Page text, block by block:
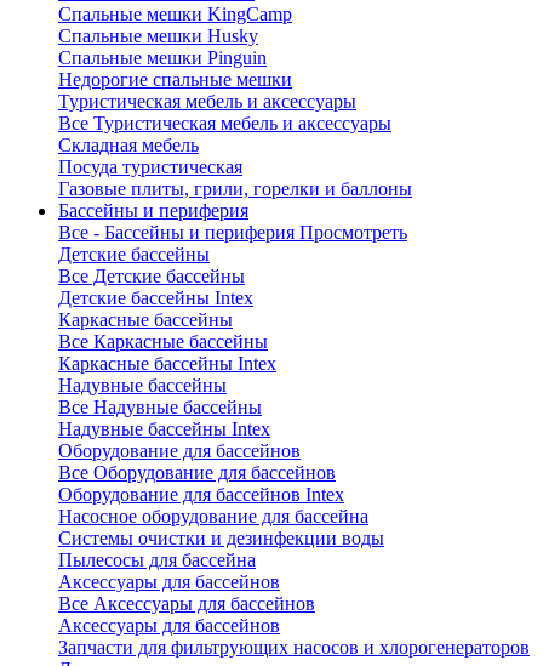
Спальные мешки KingCamp
Спальные мешки Husky
Спальные мешки Pinguin
Недорогие спальные мешки
Туристическая мебель и аксессуары
Все Туристическая мебель и аксессуары
Складная мебель
Посуда туристическая
Газовые плиты, грили, горелки и баллоны
Бассейны и периферия
Все - Бассейны и периферия Просмотреть
Детские бассейны
Все Детские бассейны
Детские бассейны Intex
Каркасные бассейны
Все Каркасные бассейны
Каркасные бассейны Intex
Надувные бассейны
Все Надувные бассейны
Надувные бассейны Intex
Оборудование для бассейнов
Все Оборудование для бассейнов
Оборудование для бассейнов Intex
Насосное оборудование для бассейна
Системы очистки и дезинфекции воды
Пылесосы для бассейна
Аксессуары для бассейнов
Все Аксессуары для бассейнов
Аксессуары для бассейнов
Запчасти для фильтрующих насосов и хлорогенераторов